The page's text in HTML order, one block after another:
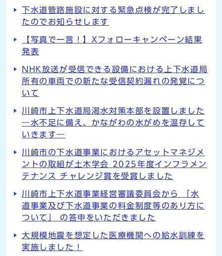
下水道管路施設に対する緊急点検が完了しまし
たのでお知らせします
【写真で一言！】Xフォローキャンペーン結果
発表
NHK放送が受信できる設備における上下水道局
所有の車両での新たな受信契約漏れの発覚につ
いて
川崎市上下水道局渇水対策本部を設置しました
―水不足に備え、かながわの水がめを温存して
いきます―
川崎市の下水道事業におけるアセットマネジメ
ントの取組が土木学会 2025年度インフラメン
テナンス チャレンジ賞を受賞しました
川崎市上下水道事業経営審議委員会から 「水
道事業及び下水道事業の料金制度等のあり方に
ついて」 の答申をいただきました
大規模地震を想定した医療機関への給水訓練を
実施しました！